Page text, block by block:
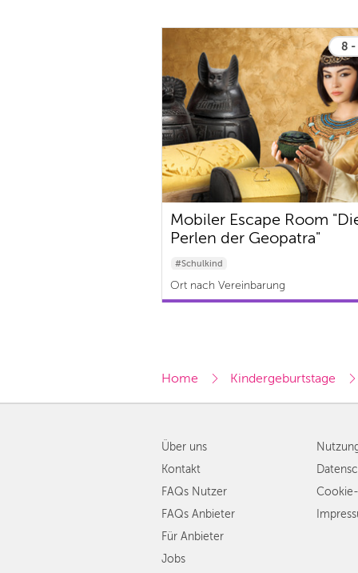
8 -
Mobiler Escape Room
Perlen der Geopatra"
#Schulkind
Ort nach Vereinbarung
Home Kindergeburtstage
Über uns
Kontakt
FAQs Nutzer
FAQs Anbieter
Für Anbieter
Jobs